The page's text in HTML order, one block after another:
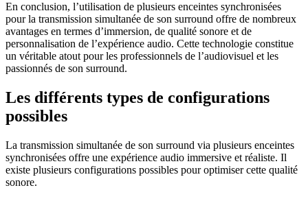
En conclusion, l’utilisation de plusieurs enceintes synchronisées
pour la transmission simultanée de son surround offre de nombreux
avantages en termes d’immersion, de qualité sonore et de
personnalisation de l’expérience audio. Cette technologie constitue
un véritable atout pour les professionnels de l’audiovisuel et les
passionnés de son surround.
Les différents types de configurations
possibles
La transmission simultanée de son surround via plusieurs enceintes
synchronisées offre une expérience audio immersive et réaliste. Il
existe plusieurs configurations possibles pour optimiser cette qualité
sonore.